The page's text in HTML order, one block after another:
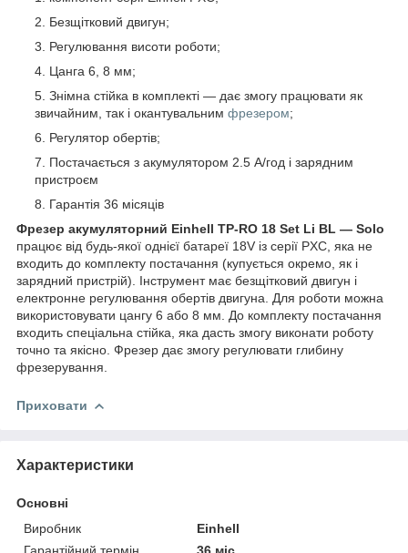
Безщітковий двигун;
Регулювання висоти роботи;
Цанга 6, 8 мм;
Знімна стійка в комплекті — дає змогу працювати як
звичайним, так і окантувальним фрезером;
Регулятор обертів;
Постачається з акумулятором 2.5 А/год і зарядним
пристроєм
Гарантія 36 місяців
Фрезер акумуляторний Einhell TP-RO 18 Set Li BL — Solo
працює від будь-якої однієї батареї 18V із серії PXC, яка не
входить до комплекту постачання (купується окремо, як і
зарядний пристрій). Інструмент має безщітковий двигун і
електронне регулювання обертів двигуна. Для роботи можна
використовувати цангу 6 або 8 мм. До комплекту постачання
входить спеціальна стійка, яка дасть змогу виконати роботу
точно та якісно. Фрезер дає змогу регулювати глибину
фрезерування.
Приховати
Характеристики
Основні
Виробник
Einhell
Гарантійний термін
36 міс